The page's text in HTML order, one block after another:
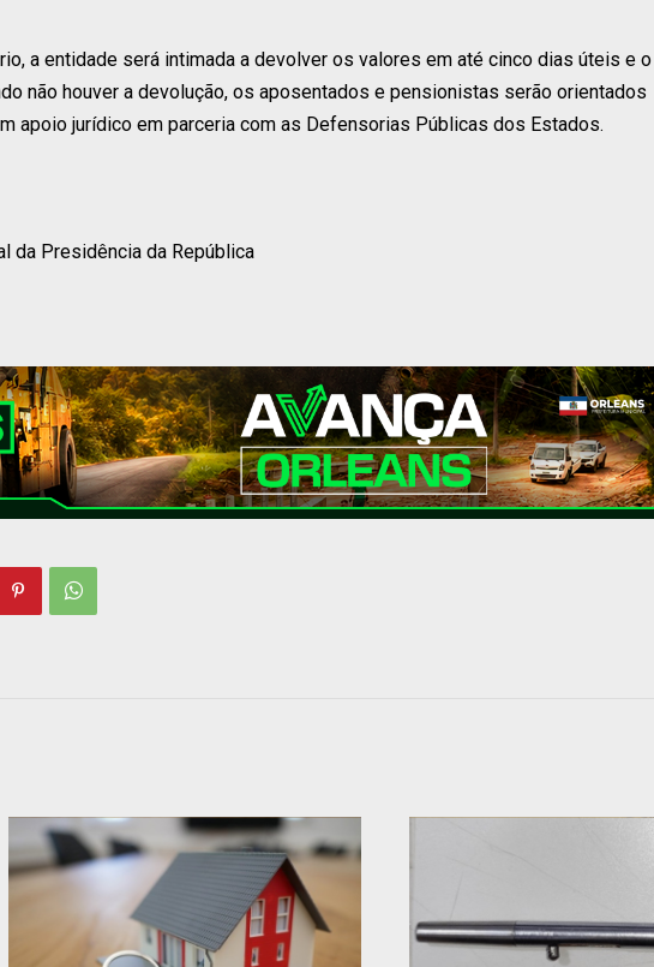
a entidade será intimada a devolver os valores em até cinco dias úteis e o
não houver a devolução, os aposentados e pensionistas serão orientados
apoio jurídico em parceria com as Defensorias Públicas dos Estados.
da Presidência da República